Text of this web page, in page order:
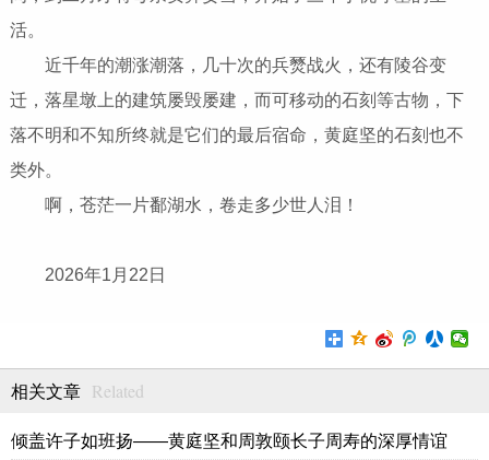
活。
近千年的潮涨潮落，几十次的兵燹战火，还有陵谷变
迁，落星墩上的建筑屡毁屡建，而可移动的石刻等古物，下
落不明和不知所终就是它们的最后宿命，黄庭坚的石刻也不
类外。
啊，苍茫一片鄱湖水，卷走多少世人泪！
2026年1月22日
相关文章 Related
倾盖许子如班扬——黄庭坚和周敦颐长子周寿的深厚情谊